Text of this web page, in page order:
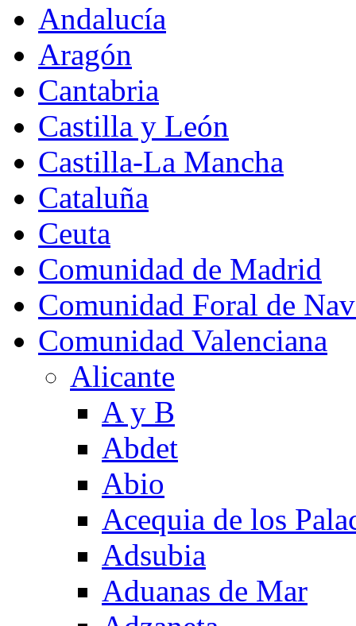
Andalucía
Aragón
Cantabria
Castilla y León
Castilla-La Mancha
Cataluña
Ceuta
Comunidad de Madrid
Comunidad Foral de
Comunidad Valenciana
Alicante
A y B
Abdet
Abio
Acequia de los
Adsubia
Aduanas de Mar